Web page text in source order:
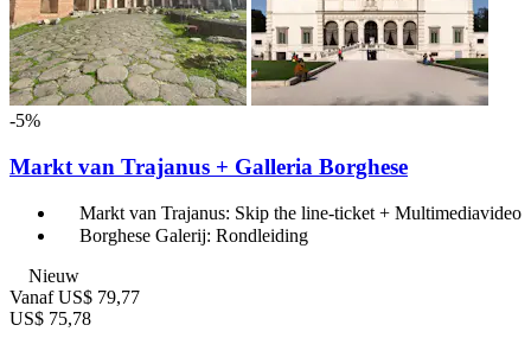
-5%
Markt van Trajanus + Galleria Borghese
Markt van Trajanus: Skip the line-ticket + Multimediavideo
Borghese Galerij: Rondleiding
Nieuw
Vanaf US$ 79,77
US$ 75,78